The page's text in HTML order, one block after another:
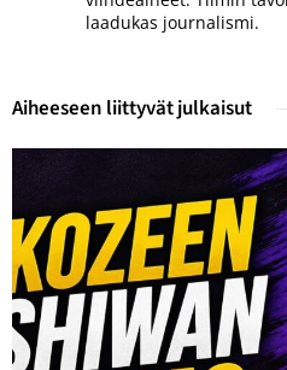
laadukas journalismi.
Aiheeseen liittyvät julkaisut